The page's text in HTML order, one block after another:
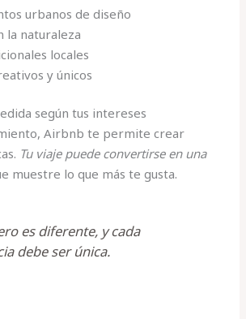
urbanos de diseño
la naturaleza
locales
y únicos
según tus intereses
Airbnb te permite crear
Tu viaje puede convertirse en una
muestre lo que más te gusta.
es diferente, y cada
debe ser única.